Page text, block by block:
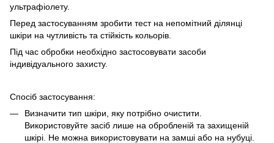
ультрафіолету.
Перед застосуванням зробити тест на непомітний ділянці
шкіри на чутливість та стійкість кольорів.
Під час обробки необхідно застосовувати засоби
індивідуального захисту.
Спосіб застосування:
Визначити тип шкіри, яку потрібно очистити.
Використовуйте засіб лише на обробленій та захищеній
шкірі. Не можна використовувати на замші або на нубуці.